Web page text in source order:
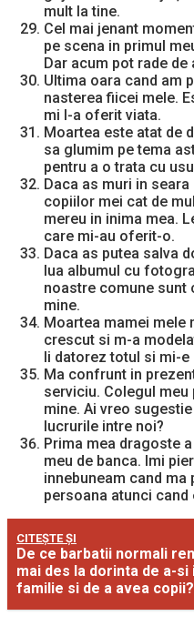
mult la tine.
Cel mai jenant
pe scena in primul
Dar acum pot rade de
Ultima oara cand am
nasterea fiicei mele.
mi l-a oferit viata.
Moartea este atat de
sa glumim pe tema
pentru a o trata cu
Daca as muri in
copiilor mei cat de
mereu in inima mea.
care mi-au oferit-o.
Daca as putea salva
lua albumul cu
noastre comune sunt
mine.
Moartea mamei mele
crescut si m-a
Ii datorez totul si mi-
Ma confrunt in
serviciu. Colegul meu
mine. Ai vreo
lucrurile intre noi?
Prima mea dragoste
meu de banca. Imi
innebuneam cand ma
persoana atunci cand
CITEȘTE ȘI
De ce barbatii normali
mai des la dorinta de a-si
familie si de a avea copii?